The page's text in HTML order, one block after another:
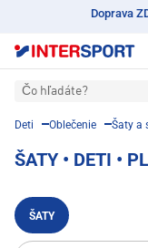
Doprava
Čo hľadáte?
Deti Oblečenie Šaty a
ŠATY • DETI •
ŠATY